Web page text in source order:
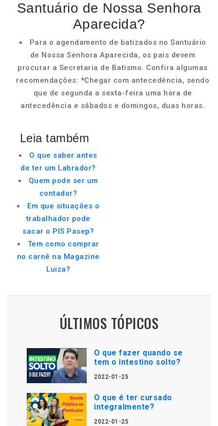
Santuário de Nossa Senhora
Aparecida?
Para o agendamento de batizados no Santuário
de Nossa Senhora Aparecida, os pais devem
procurar a Secretaria de Batismo. Confira algumas
recomendações: *Chegar com antecedência, sendo
que de segunda a sexta-feira uma hora de
antecedência e sábados e domingos, duas horas.
Leia também
O que saber antes
de ter um Labrador?
Quem pode ser um
contador?
Em que situações o
trabalhador pode
sacar o PIS Pasep?
Tem como comprar
no carnê na Magazine
Luiza?
ÚLTIMOS TÓPICOS
O que fazer quando se
tem o intestino solto?
2022-01-25
O que é ter cursado
integralmente?
2022-01-25